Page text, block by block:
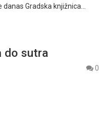
Gradska knjižnica…
do sutra
0